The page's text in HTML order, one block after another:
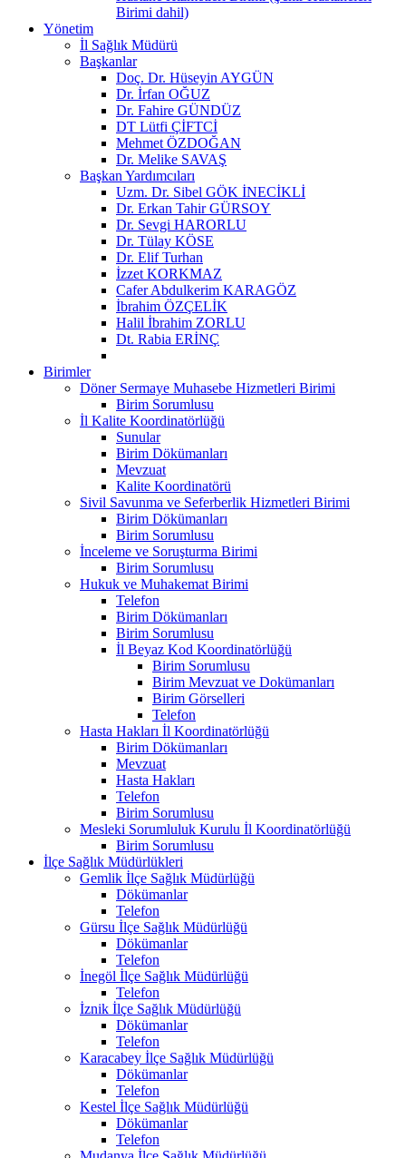
Birimi dahil)
Yönetim
İl Sağlık Müdürü
Başkanlar
Doç. Dr. Hüseyin AYGÜN
Dr. İrfan OĞUZ
Dr. Fahire GÜNDÜZ
DT Lütfi ÇİFTCİ
Mehmet ÖZDOĞAN
Dr. Melike SAVAŞ
Başkan Yardımcıları
Uzm. Dr. Sibel GÖK İNECİKLİ
Dr. Erkan Tahir GÜRSOY
Dr. Sevgi HARORLU
Dr. Tülay KÖSE
Dr. Elif Turhan
İzzet KORKMAZ
Cafer Abdulkerim KARAGÖZ
İbrahim ÖZÇELİK
Halil İbrahim ZORLU
Dt. Rabia ERİNÇ
Birimler
Döner Sermaye Muhasebe Hizmetleri Birimi
Birim Sorumlusu
İl Kalite Koordinatörlüğü
Sunular
Birim Dökümanları
Mevzuat
Kalite Koordinatörü
Sivil Savunma ve Seferberlik Hizmetleri Birimi
Birim Dökümanları
Birim Sorumlusu
İnceleme ve Soruşturma Birimi
Birim Sorumlusu
Hukuk ve Muhakemat Birimi
Telefon
Birim Dökümanları
Birim Sorumlusu
İl Beyaz Kod Koordinatörlüğü
Birim Sorumlusu
Birim Mevzuat ve Dokümanları
Birim Görselleri
Telefon
Hasta Hakları İl Koordinatörlüğü
Birim Dökümanları
Mevzuat
Hasta Hakları
Telefon
Birim Sorumlusu
Mesleki Sorumluluk Kurulu İl Koordinatörlüğü
Birim Sorumlusu
İlçe Sağlık Müdürlükleri
Gemlik İlçe Sağlık Müdürlüğü
Dökümanlar
Telefon
Gürsu İlçe Sağlık Müdürlüğü
Dökümanlar
Telefon
İnegöl İlçe Sağlık Müdürlüğü
Telefon
İznik İlçe Sağlık Müdürlüğü
Dökümanlar
Telefon
Karacabey İlçe Sağlık Müdürlüğü
Dökümanlar
Telefon
Kestel İlçe Sağlık Müdürlüğü
Dökümanlar
Telefon